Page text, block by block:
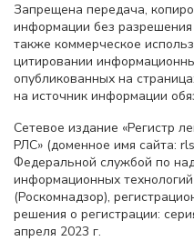
Запрещена передача,
информации без
также коммерческое
цитировании
опубликованных на
на источник информации
Сетевое издание «Регистр
РЛС» (доменное имя сайта:
Федеральной службой по
информационных
(Роскомнадзор),
решения о регистрации:
апреля 2023 г.